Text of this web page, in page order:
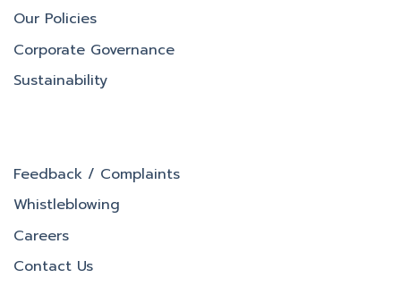
Our Policies
Corporate Governance
Sustainability
Feedback / Complaints
Whistleblowing
Careers
Contact Us